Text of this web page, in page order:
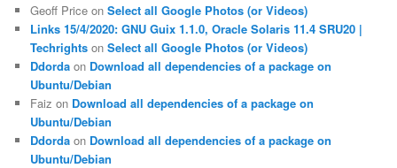
Geoff Price onSelect all Google Photos (or Videos)
Links 15/4/2020: GNU Guix 1.1.0, Oracle Solaris 11.4 SRU20 |
Techrights onSelect all Google Photos (or Videos)
Ddorda on Download all dependencies of a package on
Ubuntu/Debian
Faiz on Download all dependencies of a package on
Ubuntu/Debian
Ddorda on Download all dependencies of a package on
Ubuntu/Debian